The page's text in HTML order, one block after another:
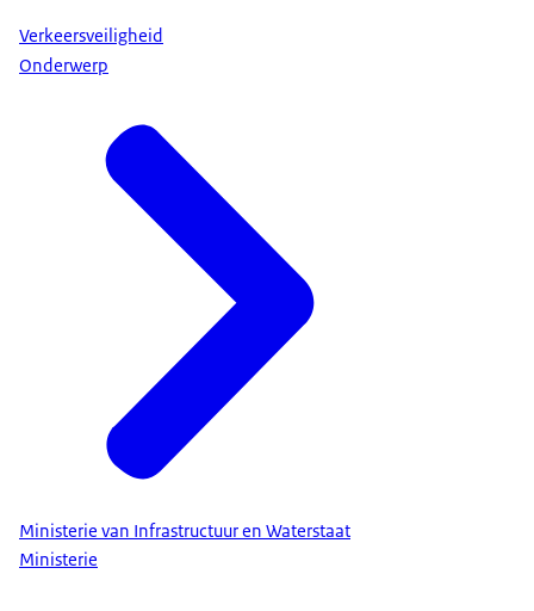
Verkeersveiligheid
Onderwerp
Ministerie van Infrastructuur en Waterstaat
Ministerie